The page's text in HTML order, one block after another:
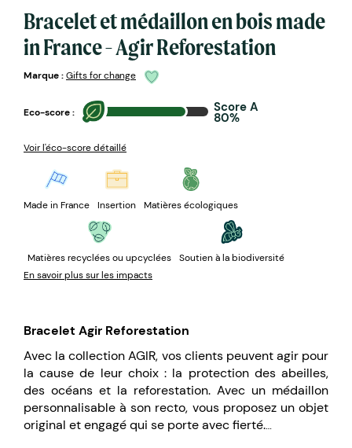
Bracelet et médaillon en bois made
in France - Agir Reforestation
Marque :Gifts for change
Eco-score : Score A
80%
Voir l'éco-score détaillé
Made in France Insertion Matières écologiques
Matières recyclées ou upcyclées
Soutien à la biodiversité
En savoir plus sur les impacts
Bracelet Agir Reforestation
Avec la collection AGIR, vos clients peuvent agir pour
la cause de leur choix : la protection des abeilles,
des océans et la reforestation. Avec un médaillon
personnalisable à son recto, vous proposez un objet
original et engagé qui se porte avec fierté.